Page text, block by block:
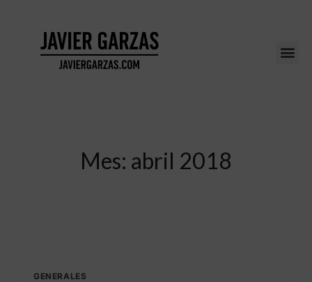
Mes: abril 2018
GENERALES